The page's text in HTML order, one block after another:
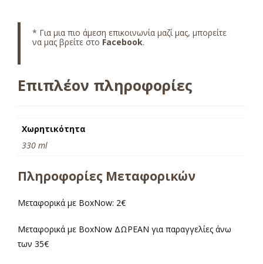
* Για μια πιο άμεση επικοινωνία μαζί μας, μπορείτε
να μας βρείτε στο Facebook.
Επιπλέον πληροφορίες
Χωρητικότητα
330 ml
Πληροφορίες Μεταφορικών
Μεταφορικά με BoxNow: 2€
Μεταφορικά με BoxNow ΔΩΡΕΑΝ για παραγγελίες άνω
των 35€